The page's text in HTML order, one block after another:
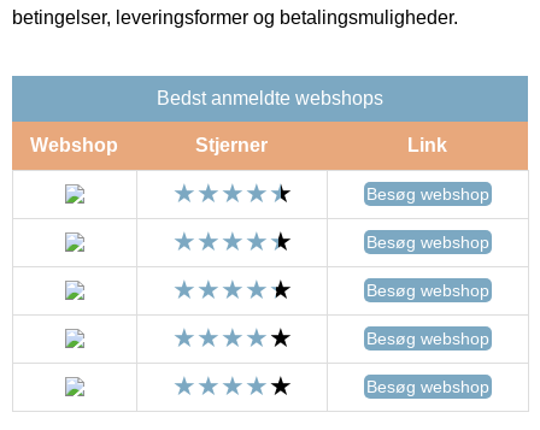
betingelser, leveringsformer og betalingsmuligheder.
Bedst anmeldte webshops
Webshop Stjerner Link
Besøg webshop
Besøg webshop
Besøg webshop
Besøg webshop
Besøg webshop